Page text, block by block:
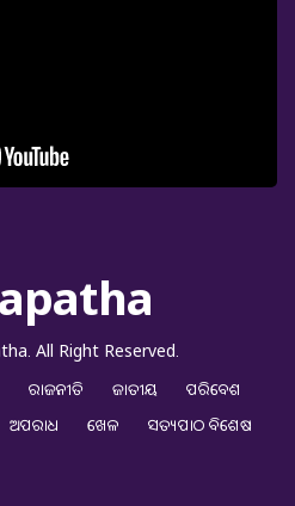
All Right Reserved.
ରାଜନୀତି ଜାତୀୟ
ପରିବେଶ
ଅପରାଧ ଖେଳ ସତ୍ୟପାଠ ବିଶେଷ